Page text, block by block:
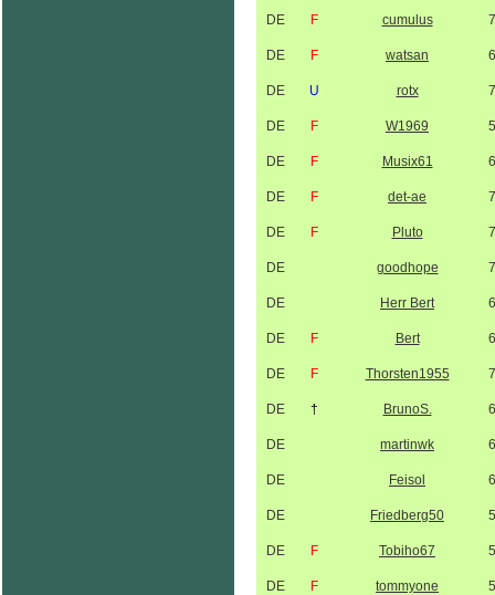
DE F cumulus
DE F watsan
DE U rotx
DE F W1969
DE F Musix61
DE F det-ae
DE F Pluto
DE goodhope
DE Herr Bert
DE F Bert
DE F Thorsten1955
DE † BrunoS.
DE martinwk
DE Feisol
DE Friedberg50
DE F Tobiho67
DE F tommyone